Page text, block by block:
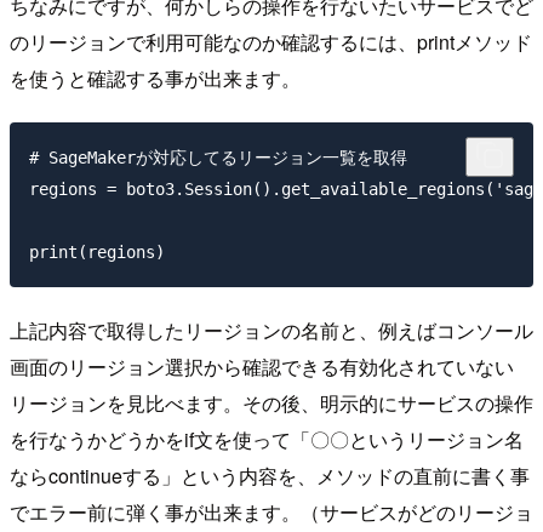
のリージョンで利用可能なのか確認するには、printメソッド
を使うと確認する事が出来ます。
# SageMakerが対応してるリージョン一覧を取得
regions =
上記内容で取得したリージョンの名前と、例えばコンソール
画面のリージョン選択から確認できる有効化されていない
リージョンを見比べます。その後、明示的にサービスの操作
を行なうかどうかをif文を使って「〇〇というリージョン名
ならcontinueする」という内容を、メソッドの直前に書く事
でエラー前に弾く事が出来ます。（サービスがどのリージョ